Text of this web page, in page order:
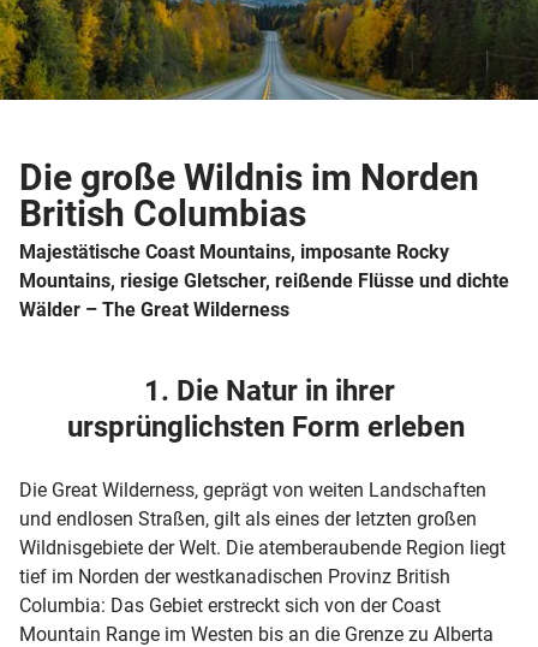
Service
Die große Wildnis im Norden
British Columbias
Majestätische Coast Mountains, imposante Rocky
Mountains, riesige Gletscher, reißende Flüsse und dichte
Wälder – The Great Wilderness
1. Die Natur in ihrer
ursprünglichsten Form erleben
Die Great Wilderness, geprägt von weiten Landschaften
und endlosen Straßen, gilt als eines der letzten großen
Wildnisgebiete der Welt. Die atemberaubende Region liegt
tief im Norden der westkanadischen Provinz British
Columbia: Das Gebiet erstreckt sich von der Coast
Mountain Range im Westen bis an die Grenze zu Alberta